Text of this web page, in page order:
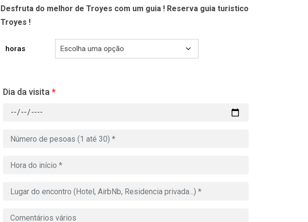
Desfruta do melhor de Troyes com um guia ! Reserva guia turistico
Troyes !
horas
Dia da visita *